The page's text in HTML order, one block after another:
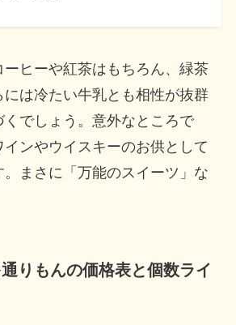
ヒーや紅茶はもちろん、緑茶
は冷たい牛乳とも相性が抜群
くでしょう。意外なところで
ンやウイスキーのお供として
。まさに「万能のスイーツ」な
通りもんの価格表と個数ライ